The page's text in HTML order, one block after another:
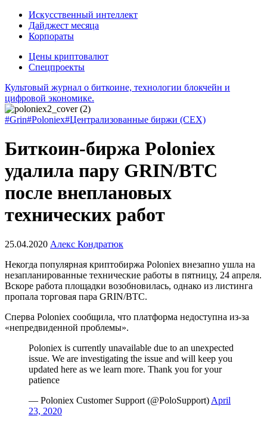
Искусственный интеллект
Дайджест месяца
Корпораты
Цены криптовалют
Спецпроекты
Культовый журнал о биткоине, технологии блокчейн и
цифровой экономике.
#Grin#Poloniex#Централизованные биржи (CEX)
Биткоин-биржа Poloniex
удалила пару GRIN/BTC
после внеплановых
технических работ
25.04.2020 Алекс Кондратюк
Некогда популярная криптобиржа Poloniex внезапно ушла на
незапланированные технические работы в пятницу, 24 апреля.
Вскоре работа площадки возобновилась, однако из листинга
пропала торговая пара GRIN/BTC.
Сперва Poloniex сообщила, что платформа недоступна из-за
«непредвиденной проблемы».
Poloniex is currently unavailable due to an unexpected
issue. We are investigating the issue and will keep you
updated here as we learn more. Thank you for your
patience
— Poloniex Customer Support (@PoloSupport) April
23, 2020